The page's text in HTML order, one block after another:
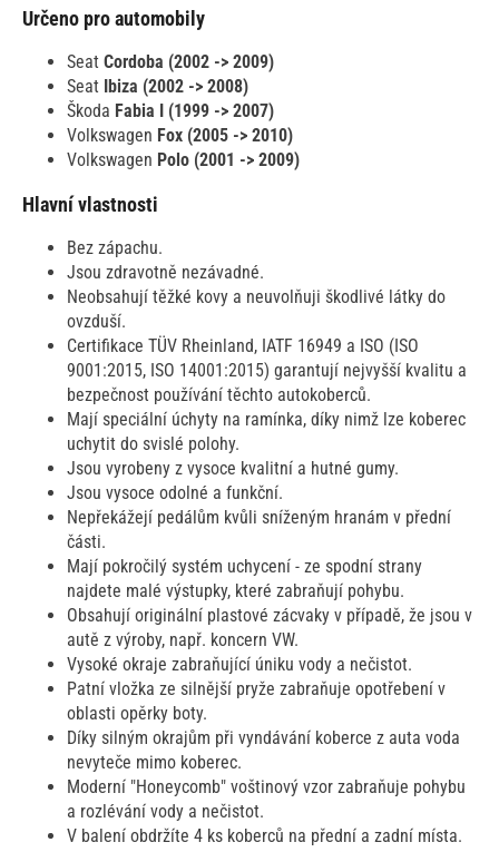
Určeno pro automobily
Seat Cordoba (2002 -> 2009)
Seat Ibiza (2002 -> 2008)
Škoda Fabia I (1999 -> 2007)
Volkswagen Fox (2005 -> 2010)
Volkswagen Polo (2001 -> 2009)
Hlavní vlastnosti
Bez zápachu.
Jsou zdravotně nezávadné.
Neobsahují těžké kovy a neuvolňuji škodlivé látky do
ovzduší.
Certifikace TÜV Rheinland, IATF 16949 a ISO (ISO
9001:2015, ISO 14001:2015) garantují nejvyšší kvalitu a
bezpečnost používání těchto autokoberců.
Mají speciální úchyty na ramínka, díky nimž lze koberec
uchytit do svislé polohy.
Jsou vyrobeny z vysoce kvalitní a hutné gumy.
Jsou vysoce odolné a funkční.
Nepřekážejí pedálům kvůli sníženým hranám v přední
části.
Mají pokročilý systém uchycení - ze spodní strany
najdete malé výstupky, které zabraňují pohybu.
Obsahují originální plastové zácvaky v případě, že jsou v
autě z výroby, např. koncern VW.
Vysoké okraje zabraňující úniku vody a nečistot.
Patní vložka ze silnější pryže zabraňuje opotřebení v
oblasti opěrky boty.
Díky silným okrajům při vyndávání koberce z auta voda
nevyteče mimo koberec.
Moderní "Honeycomb" voštinový vzor zabraňuje pohybu
a rozlévání vody a nečistot.
V balení obdržíte 4 ks koberců na přední a zadní místa.